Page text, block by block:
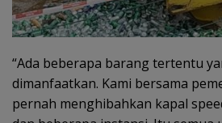
“Ada beberapa barang tertentu
dimanfaatkan. Kami bersama
pernah menghibahkan kapal